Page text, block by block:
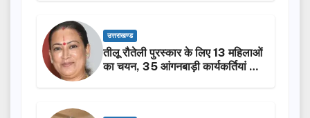
उत्तराखण्ड
तीलू रौतेली पुरस्कार के लिए 13 महिलाओं
का चयन, 35 आंगनबाड़ी कार्यकर्तियां भी